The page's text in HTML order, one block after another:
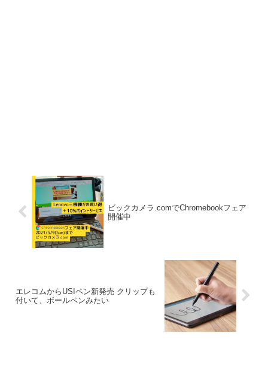
ビックカメラ.comでChromebookフェア
開催中
エレコムからUSIペン新発売 クリップも
付いて、ボールペンみたい